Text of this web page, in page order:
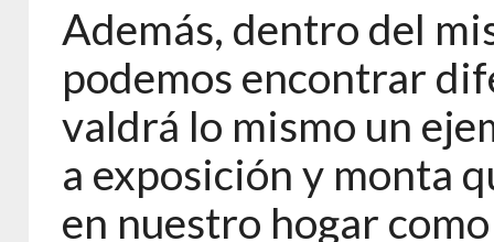
Además, dentro del
podemos encontrar
valdrá lo mismo un
a exposición y monta
en nuestro hogar